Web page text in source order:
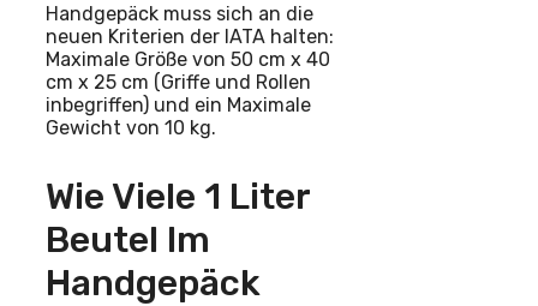
Handgepäck muss sich an die
neuen Kriterien der IATA halten:
Maximale Größe von 50 cm x 40
cm x 25 cm (Griffe und Rollen
inbegriffen) und ein Maximale
Gewicht von 10 kg.
Wie Viele 1 Liter
Beutel Im
Handgepäck